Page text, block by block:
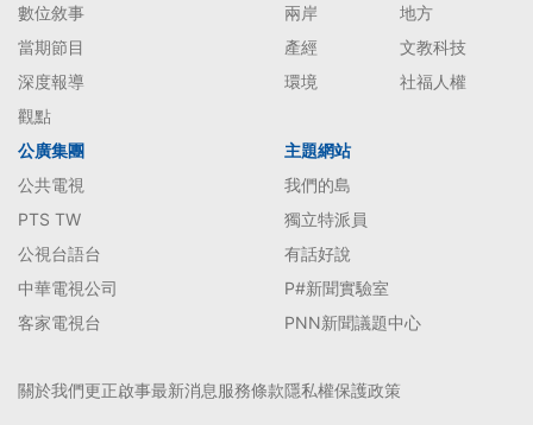
數位敘事
當期節目
深度報導
觀點
兩岸
地方
產經
文教科技
環境
社福人權
公廣集團
公共電視
PTS TW
公視台語台
中華電視公司
客家電視台
主題網站
我們的島
獨立特派員
有話好說
P#新聞實驗室
PNN新聞議題中心
關於我們更正啟事最新消息服務條款隱私權保護政策